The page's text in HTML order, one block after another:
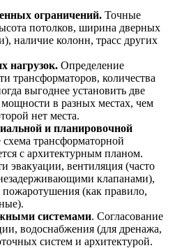
ограничений. Точные
потолков, ширина дверных
наличие колонн, трасс других
нагрузок. Определение
трансформаторов, количества
выгоднее установить две
в разных местах, чем
нет места.
и планировочной
схема трансформаторной
с архитектурным планом.
эвакуации, вентиляция (часто
клапанами),
(как правило,
системами. Согласование
водоснабжения (для дренажа,
систем и архитектурой.